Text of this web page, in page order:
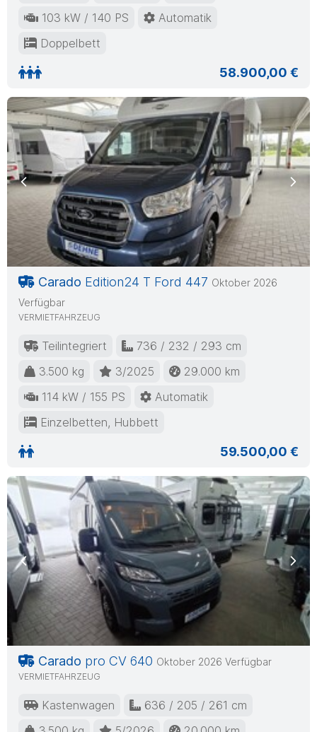
103 kW / 140 PS
Automatik
Doppelbett
58.900,00 €
Previous Next
Carado Edition24 T Ford 447 Oktober 2026
Verfügbar
VERMIETFAHRZEUG
Teilintegriert
736 / 232 / 293 cm
3.500 kg
3/2025
29.000 km
114 kW / 155 PS
Automatik
Einzelbetten, Hubbett
59.500,00 €
Previous Next
Carado pro CV 640 Oktober 2026 Verfügbar
VERMIETFAHRZEUG
Kastenwagen
636 / 205 / 261 cm